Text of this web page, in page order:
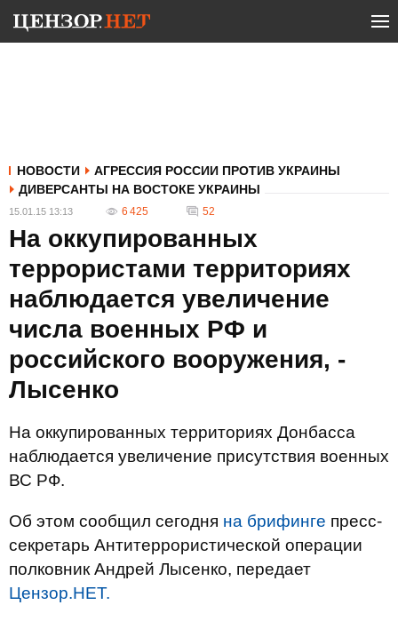
НОВОСТИ
АГРЕССИЯ РОССИИ ПРОТИВ УКРАИНЫ
ДИВЕРСАНТЫ НА ВОСТОКЕ УКРАИНЫ
15.01.15 13:13 6 425 52
На оккупированных
террористами территориях
наблюдается увеличение
числа военных РФ и
российского вооружения, -
Лысенко
На оккупированных территориях Донбасса
наблюдается увеличение присутствия военных
ВС РФ.
Об этом сообщил сегодня на брифинге пресс-
секретарь Антитеррористической операции
полковник Андрей Лысенко, передает
Цензор.НЕТ.